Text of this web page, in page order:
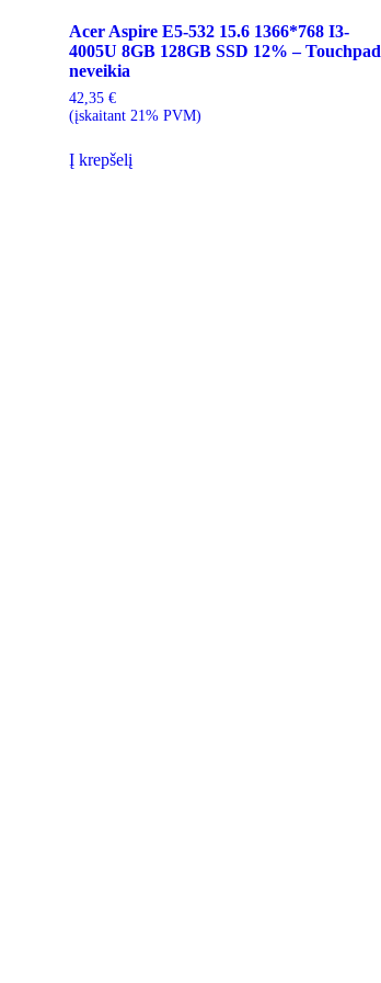
Acer Aspire E5-532 15.6 1366*768 I3-
4005U 8GB 128GB SSD 12% – Touchpad
neveikia
42,35 €
(įskaitant 21% PVM)
Į krepšelį